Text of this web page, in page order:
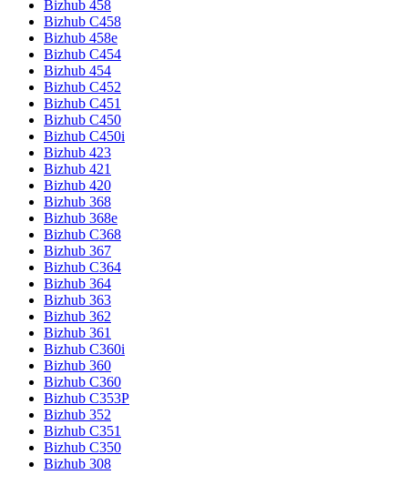
Bizhub 458
Bizhub C458
Bizhub 458e
Bizhub C454
Bizhub 454
Bizhub C452
Bizhub C451
Bizhub C450
Bizhub C450i
Bizhub 423
Bizhub 421
Bizhub 420
Bizhub 368
Bizhub 368e
Bizhub C368
Bizhub 367
Bizhub C364
Bizhub 364
Bizhub 363
Bizhub 362
Bizhub 361
Bizhub C360i
Bizhub 360
Bizhub C360
Bizhub C353P
Bizhub 352
Bizhub C351
Bizhub C350
Bizhub 308